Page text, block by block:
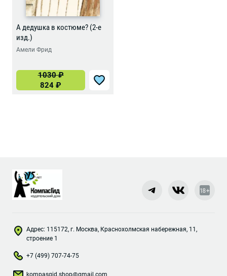
А дедушка в костюме? (2-е
изд.)
Амели Фрид
1030₽
824 ₽
Адрес: 115172, г. Москва, Краснохолмская набережная, 11,
строение 1
+7 (499) 707-74-75
kompasgid.shop@gmail.com